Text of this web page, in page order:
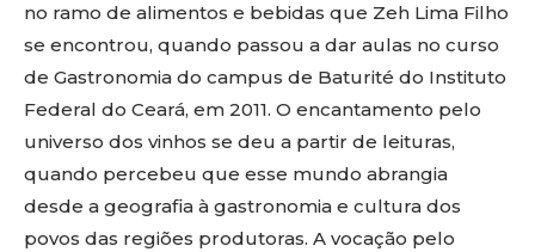
no ramo de alimentos e bebidas que Zeh Lima Filho
se encontrou, quando passou a dar aulas no curso
de Gastronomia do campus de Baturité do Instituto
Federal do Ceará, em 2011. O encantamento pelo
universo dos vinhos se deu a partir de leituras,
quando percebeu que esse mundo abrangia
desde a geografia à gastronomia e cultura dos
povos das regiões produtoras. A vocação pelo